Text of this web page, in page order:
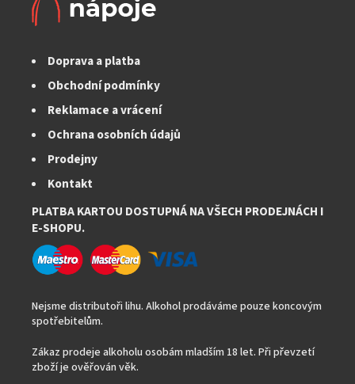
Doprava a platba
Obchodní podmínky
Reklamace a vrácení
Ochrana osobních údajů
Prodejny
Kontakt
PLATBA KARTOU DOSTUPNÁ NA VŠECH PRODEJNÁCH I
E-SHOPU.
Nejsme distributoři lihu. Alkohol prodáváme pouze koncovým
spotřebitelům.
Zákaz prodeje alkoholu osobám mladším 18 let. Při převzetí
zboží je ověřován věk.